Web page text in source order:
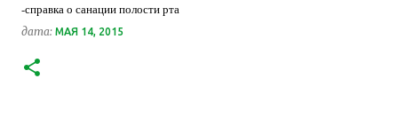
-справка о санации полости рта
дата: МАЯ 14, 2015